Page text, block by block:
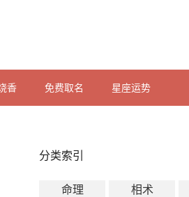
香 免费取名 星座运势
分类索引
命理 相术